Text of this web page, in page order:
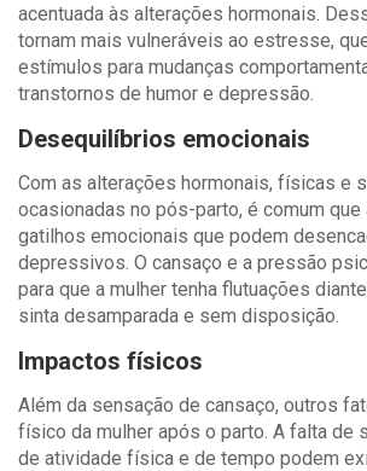
acentuada às alterações hormonais.
tornam mais vulneráveis ao estresse,
estímulos para mudanças
transtornos de humor e depressão.
Desequilíbrios emocionais
Com as alterações hormonais, físicas e
ocasionadas no pós-parto, é comum que
gatilhos emocionais que podem
depressivos. O cansaço e a pressão
para que a mulher tenha flutuações
sinta desamparada e sem disposição.
Impactos físicos
Além da sensação de cansaço, outros
físico da mulher após o parto. A falta de
de atividade física e de tempo podem